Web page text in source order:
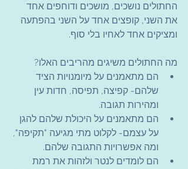
החתולים נושכים, מושכים ודוחפים אחד
את השני, קופצים אחד על השני בהפתעה
ומציקים אחד לאחיו בלי סוף.
מה החתולים משיגים מהריבים האלו?
הם מתאמנים על מיומנויות הציד
שלהם- קפיצה, תפיסה, חדות עין
ומהירות תגובה.
הם מתאמנים על היכולת שלהם להגן
על עצמם- לקלוט מתי מגיעה "תקיפה",
ומה אפשרויות התגובה שלהם.
הם לומדים לנטר ולזהות את רמת